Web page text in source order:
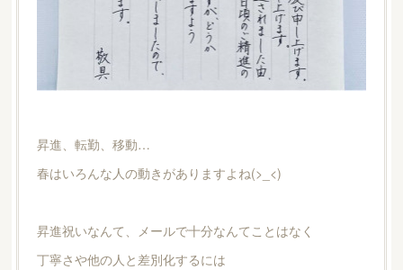
昇進、転勤、移動…
春はいろんな人の動きがありますよね(>_<)
昇進祝いなんて、メールで十分なんてことはなく
丁寧さや他の人と差別化するには